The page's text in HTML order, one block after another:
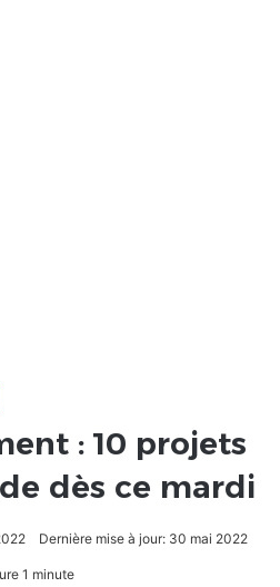
: 10 projets
dès ce mardi
Dernière mise à jour: 30 mai 2022
1 minute